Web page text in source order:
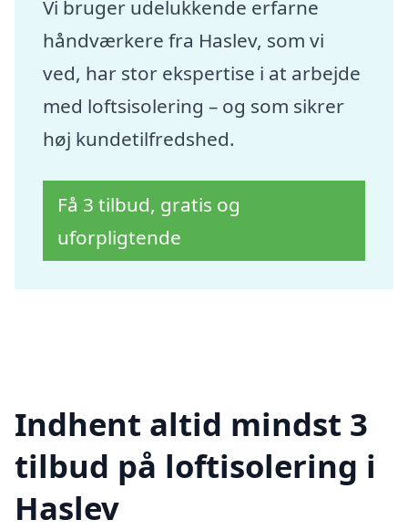
Vi bruger udelukkende erfarne
håndværkere fra Haslev, som vi
ved, har stor ekspertise i at arbejde
med loftsisolering – og som sikrer
høj kundetilfredshed.
Få 3 tilbud, gratis og
uforpligtende
Indhent altid mindst 3
tilbud på loftisolering i
Haslev